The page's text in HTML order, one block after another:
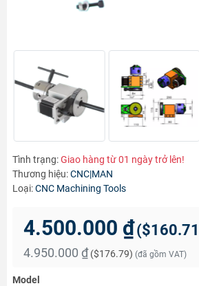
Tình trạng:Giao hàng từ 01 ngày trở lên!
Thương hiệu:CNC|MAN
Loại:CNC Machining Tools
4.500.000 ₫($160.71
4.950.000 ₫ ($176.79) (đã gồm VAT)
Model